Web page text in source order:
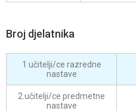
Broj djelatnika
1.učitelji/ce razredne
nastave
2.učitelji/ce predmetne
nastave